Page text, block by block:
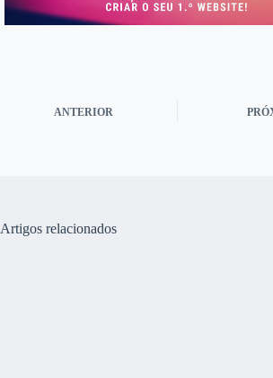
ANTERIOR
Artigos relacionados